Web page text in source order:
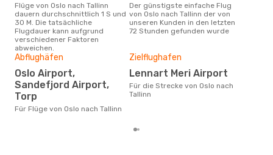
Flüge von Oslo nach Tallinn
dauern durchschnittlich 1 S und
30 M. Die tatsächliche
Flugdauer kann aufgrund
verschiedener Faktoren
abweichen.
Der günstigste einfache Flug
von Oslo nach Tallinn der von
unseren Kunden in den letzten
72 Stunden gefunden wurde
Abflughäfen
Oslo Airport,
Sandefjord Airport,
Torp
Für Flüge von Oslo nach Tallinn
Zielflughafen
Lennart Meri Airport
Für die Strecke von Oslo nach
Tallinn